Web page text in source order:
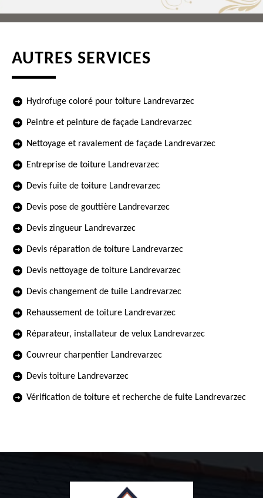
AUTRES SERVICES
Hydrofuge coloré pour toiture Landrevarzec
Peintre et peinture de façade Landrevarzec
Nettoyage et ravalement de façade Landrevarzec
Entreprise de toiture Landrevarzec
Devis fuite de toiture Landrevarzec
Devis pose de gouttière Landrevarzec
Devis zingueur Landrevarzec
Devis réparation de toiture Landrevarzec
Devis nettoyage de toiture Landrevarzec
Devis changement de tuile Landrevarzec
Rehaussement de toiture Landrevarzec
Réparateur, installateur de velux Landrevarzec
Couvreur charpentier Landrevarzec
Devis toiture Landrevarzec
Vérification de toiture et recherche de fuite Landrevarzec